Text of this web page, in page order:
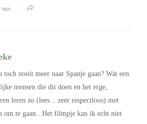
ago
toch nooit meer naar Spanje gaan? Wat een
mensen die dit doen en het erge,
leren zo (lees .. zeer respectloos) met
om te gaan.. Het filmpje kan ik echt niet